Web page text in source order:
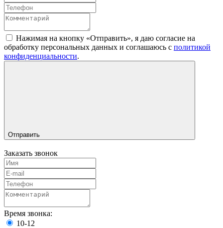
Нажимая на кнопку «Отправить», я даю согласие на
обработку персональных данных и соглашаюсь c политикой
конфиденциальности.
Отправить
Заказать звонок
Время звонка:
10-12